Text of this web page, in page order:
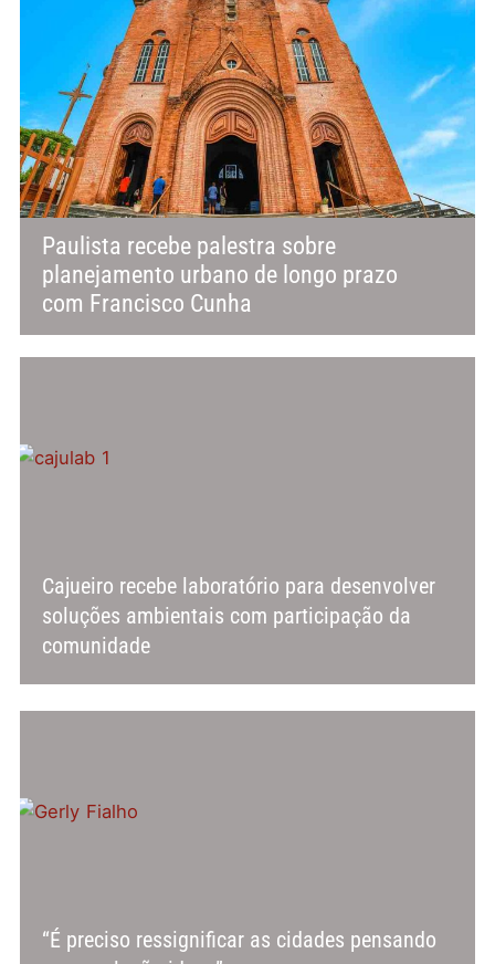
Paulista recebe palestra sobre
planejamento urbano de longo prazo
com Francisco Cunha
Cajueiro recebe laboratório para desenvolver
soluções ambientais com participação da
comunidade
“É preciso ressignificar as cidades pensando